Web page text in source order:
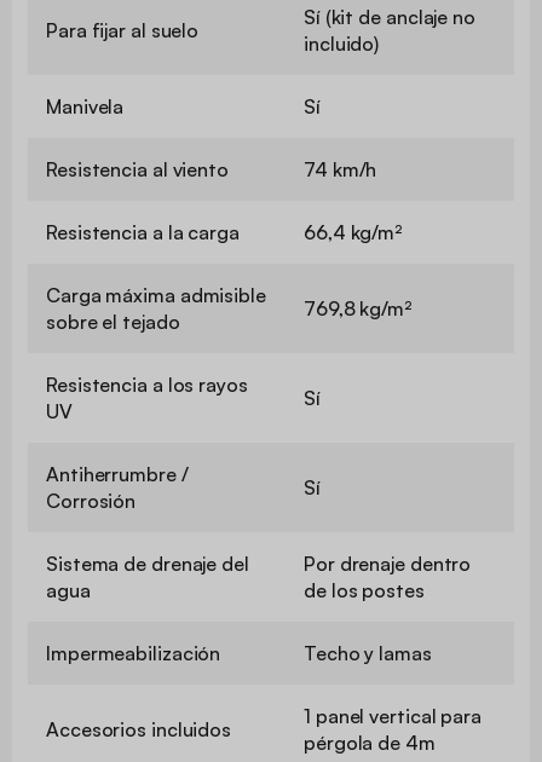
Para fijar al suelo
Sí (kit de anclaje no
incluido)
Manivela Sí
Resistencia al viento 74 km/h
Resistencia a la carga 66,4 kg/m²
Carga máxima admisible
sobre el tejado
769,8 kg/m²
Resistencia a los rayos
UV
Sí
Antiherrumbre /
Corrosión
Sí
Sistema de drenaje del
agua
Por drenaje dentro
de los postes
Impermeabilización Techo y lamas
Accesorios incluidos
1 panel vertical para
pérgola de 4m